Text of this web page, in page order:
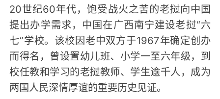
20世纪60年代，饱受战火之苦的老挝向中国
提出办学需求，中国在广西南宁建设老挝“六
七”学校。该校因老中双方于1967年确定创办
而得名，曾设置幼儿班、小学一至六年级，到
校任教和学习的老挝教师、学生逾千人，成为
两国人民深情厚谊的重要历史见证。